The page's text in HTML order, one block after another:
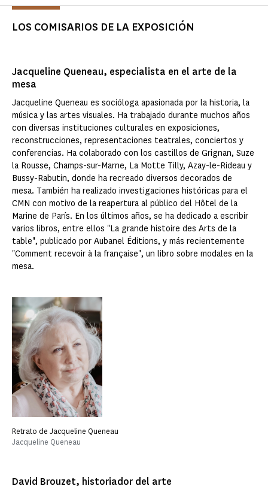
LOS COMISARIOS DE LA EXPOSICIÓN
Jacqueline Queneau, especialista en el arte de la
mesa
Jacqueline Queneau es socióloga apasionada por la historia, la
música y las artes visuales. Ha trabajado durante muchos años
con diversas instituciones culturales en exposiciones,
reconstrucciones, representaciones teatrales, conciertos y
conferencias. Ha colaborado con los castillos de Grignan, Suze
la Rousse, Champs-sur-Marne, La Motte Tilly, Azay-le-Rideau y
Bussy-Rabutin, donde ha recreado diversos decorados de
mesa. También ha realizado investigaciones históricas para el
CMN con motivo de la reapertura al público del Hôtel de la
Marine de París. En los últimos años, se ha dedicado a escribir
varios libros, entre ellos "La grande histoire des Arts de la
table", publicado por Aubanel Éditions, y más recientemente
"Comment recevoir à la française", un libro sobre modales en la
mesa.
Retrato de Jacqueline Queneau
Jacqueline Queneau
David Brouzet, historiador del arte